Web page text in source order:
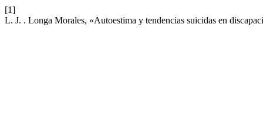
[1]
L. J. . Longa Morales, «Autoestima y tendencias suicidas en